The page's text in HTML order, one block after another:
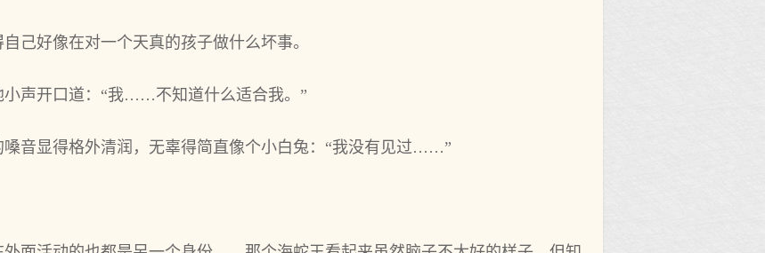
己好像在对一个天真的孩子做什么坏事。
小声开口道：“我……不知道什么适合我。”
音显得格外清润，无辜得简直像个小白兔：“我没有见过……”